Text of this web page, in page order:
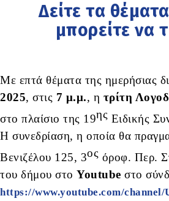
Δείτε τα
μπορείτε να
Με επτά θέματα της ημερήσιας
2025, στις 7 μ.μ., η τρίτη
στο πλαίσιο της 19ης Ειδικής
Η συνεδρίαση, η οποία θα
Βενιζέλου 125, 3ος όροφ. Περ.
του δήμου στο Youtube στο
https://www.youtube.com/